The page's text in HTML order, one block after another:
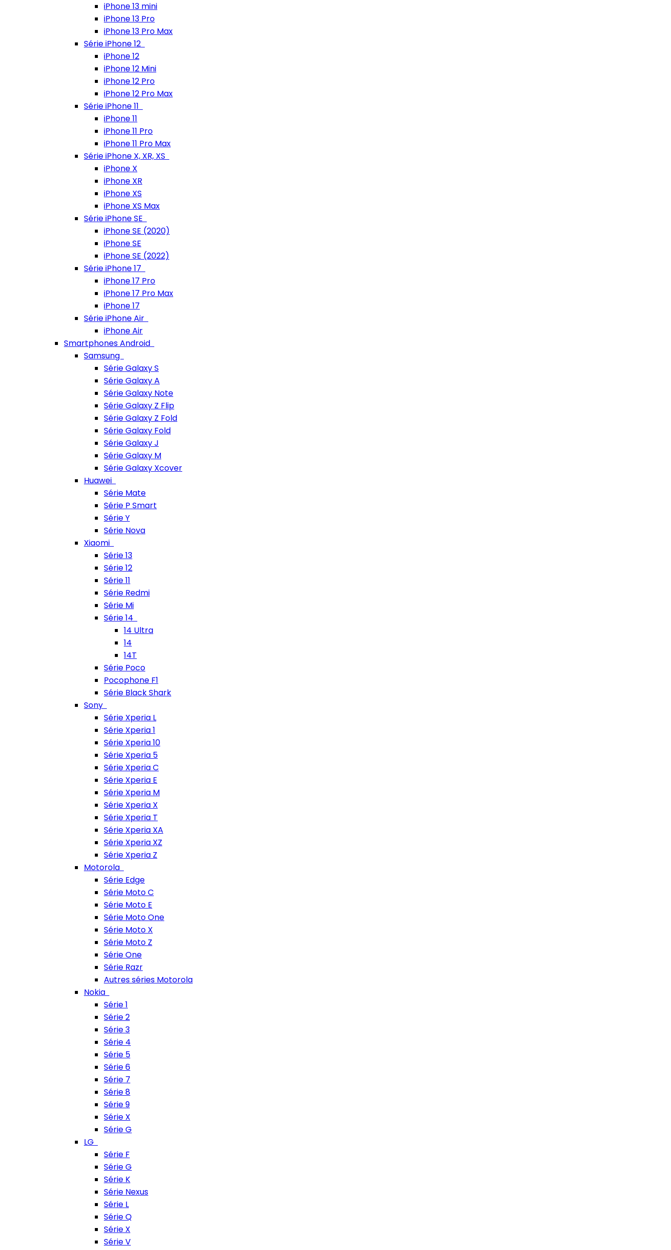
iPhone 13 mini
iPhone 13 Pro
iPhone 13 Pro Max
Série iPhone 12
iPhone 12
iPhone 12 Mini
iPhone 12 Pro
iPhone 12 Pro Max
Série iPhone 11
iPhone 11
iPhone 11 Pro
iPhone 11 Pro Max
Série iPhone X, XR, XS
iPhone X
iPhone XR
iPhone XS
iPhone XS Max
Série iPhone SE
iPhone SE (2020)
iPhone SE
iPhone SE (2022)
Série iPhone 17
iPhone 17 Pro
iPhone 17 Pro Max
iPhone 17
Série iPhone Air
iPhone Air
Smartphones Android
Samsung
Série Galaxy S
Série Galaxy A
Série Galaxy Note
Série Galaxy Z Flip
Série Galaxy Z Fold
Série Galaxy Fold
Série Galaxy J
Série Galaxy M
Série Galaxy Xcover
Huawei
Série Mate
Série P Smart
Série Y
Série Nova
Xiaomi
Série 13
Série 12
Série 11
Série Redmi
Série Mi
Série 14
14 Ultra
14
14T
Série Poco
Pocophone F1
Série Black Shark
Sony
Série Xperia L
Série Xperia 1
Série Xperia 10
Série Xperia 5
Série Xperia C
Série Xperia E
Série Xperia M
Série Xperia X
Série Xperia T
Série Xperia XA
Série Xperia XZ
Série Xperia Z
Motorola
Série Edge
Série Moto C
Série Moto E
Série Moto One
Série Moto X
Série Moto Z
Série One
Série Razr
Autres séries Motorola
Nokia
Série 1
Série 2
Série 3
Série 4
Série 5
Série 6
Série 7
Série 8
Série 9
Série X
Série G
LG
Série F
Série G
Série K
Série Nexus
Série L
Série Q
Série X
Série V